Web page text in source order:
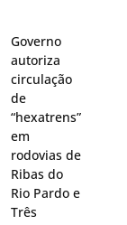
Governo
autoriza
circulação
de
“hexatrens”
em
rodovias de
Ribas do
Rio Pardo e
Três